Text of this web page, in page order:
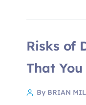
Risks of
That
By BRIAN